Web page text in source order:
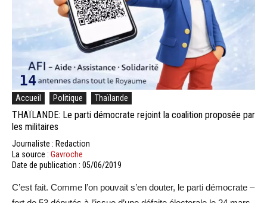
Accueil Politique Thaïlande
THAÏLANDE: Le parti démocrate rejoint la coalition proposée par
les militaires
Journaliste : Redaction
La source : Gavroche
Date de publication : 05/06/2019
C’est fait. Comme l’on pouvait s’en douter, le parti démocrate –